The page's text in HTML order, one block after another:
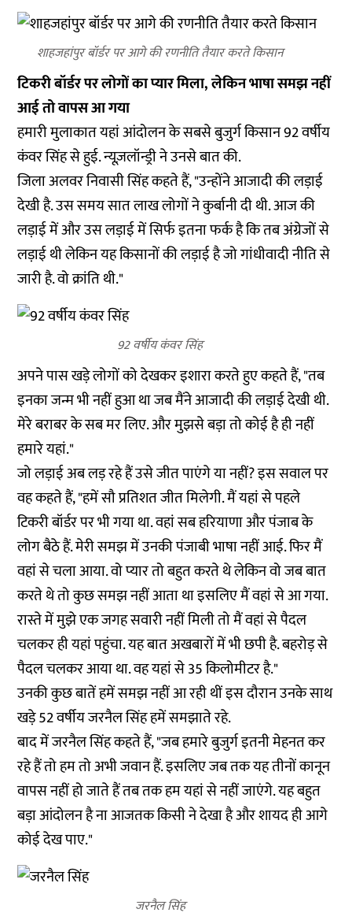
शाहजहांपुर बॉर्डर पर आगे की रणनीति तैयार करते किसान
टिकरी बॉर्डर पर लोगों का प्यार मिला, लेकिन भाषा समझ नहीं
आई तो वापस आ गया
हमारी मुलाकात यहां आंदोलन के सबसे बुजुर्ग किसान 92 वर्षीय
कंवर सिंह से हुई. न्यूज़लॉन्ड्री ने उनसे बात की.
जिला अलवर निवासी सिंह कहते हैं, "उन्होंने आजादी की लड़ाई
देखी है. उस समय सात लाख लोगों ने कुर्बानी दी थी. आज की
लड़ाई में और उस लड़ाई में सिर्फ इतना फर्क है कि तब अंग्रेजों से
लड़ाई थी लेकिन यह किसानों की लड़ाई है जो गांधीवादी नीति से
जारी है. वो क्रांति थी."
92 वर्षीय कंवर सिंह
अपने पास खड़े लोगों को देखकर इशारा करते हुए कहते हैं, "तब
इनका जन्म भी नहीं हुआ था जब मैंने आजादी की लड़ाई देखी थी.
मेरे बराबर के सब मर लिए. और मुझसे बड़ा तो कोई है ही नहीं
हमारे यहां."
जो लड़ाई अब लड़ रहे हैं उसे जीत पाएंगे या नहीं? इस सवाल पर
वह कहते हैं, "हमें सौ प्रतिशत जीत मिलेगी. मैं यहां से पहले
टिकरी बॉर्डर पर भी गया था. वहां सब हरियाणा और पंजाब के
लोग बैठे हैं. मेरी समझ में उनकी पंजाबी भाषा नहीं आई. फिर मैं
वहां से चला आया. वो प्यार तो बहुत करते थे लेकिन वो जब बात
करते थे तो कुछ समझ नहीं आता था इसलिए मैं वहां से आ गया.
रास्ते में मुझे एक जगह सवारी नहीं मिली तो मैं वहां से पैदल
चलकर ही यहां पहुंचा. यह बात अखबारों में भी छपी है. बहरोड़ से
पैदल चलकर आया था. वह यहां से 35 किलोमीटर है."
उनकी कुछ बातें हमें समझ नहीं आ रही थीं इस दौरान उनके साथ
खड़े 52 वर्षीय जरनैल सिंह हमें समझाते रहे.
बाद में जरनैल सिंह कहते हैं, "जब हमारे बुजुर्ग इतनी मेहनत कर
रहे हैं तो हम तो अभी जवान हैं. इसलिए जब तक यह तीनों कानून
वापस नहीं हो जाते हैं तब तक हम यहां से नहीं जाएंगे. यह बहुत
बड़ा आंदोलन है ना आजतक किसी ने देखा है और शायद ही आगे
कोई देख पाए."
जरनैल सिंह